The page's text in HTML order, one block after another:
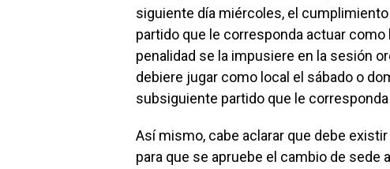
siguiente día miércoles, el
partido que le corresponda actuar
penalidad se la impusiere en la sesión
debiere jugar como local el sábado o
subsiguiente partido que le
Así mismo, cabe aclarar que debe
para que se apruebe el cambio de sede